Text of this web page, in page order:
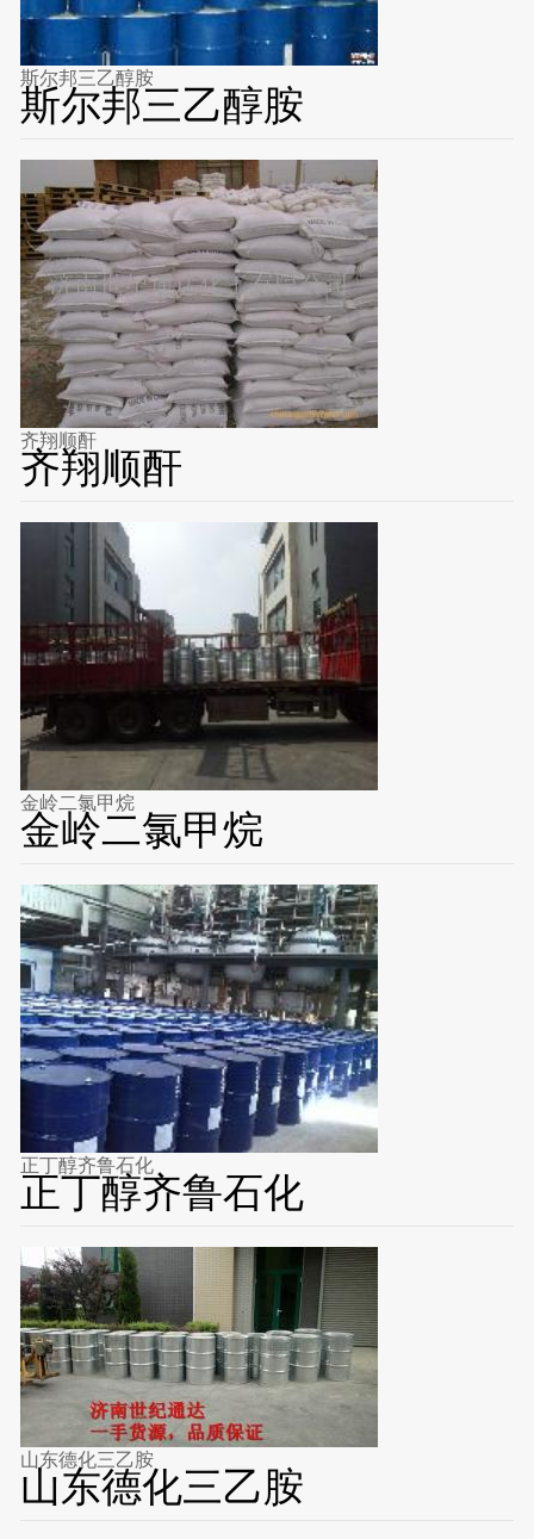
斯尔邦三乙醇胺
斯尔邦三乙醇胺
齐翔顺酐
齐翔顺酐
金岭二氯甲烷
金岭二氯甲烷
正丁醇齐鲁石化
正丁醇齐鲁石化
山东德化三乙胺
山东德化三乙胺